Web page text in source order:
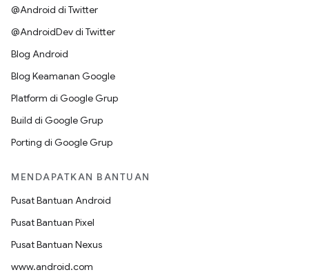
@Android di Twitter
@AndroidDev di Twitter
Blog Android
Blog Keamanan Google
Platform di Google Grup
Build di Google Grup
Porting di Google Grup
MENDAPATKAN BANTUAN
Pusat Bantuan Android
Pusat Bantuan Pixel
Pusat Bantuan Nexus
www.android.com